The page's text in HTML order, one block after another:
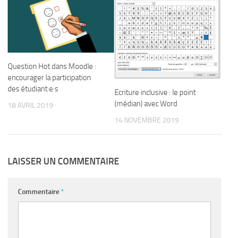
Question Hot dans Moodle :
encourager la participation
des étudiant·e·s
18 AVRIL 2019
Ecriture inclusive : le point
(médian) avec Word
14 NOVEMBRE 2019
LAISSER UN COMMENTAIRE
Commentaire*